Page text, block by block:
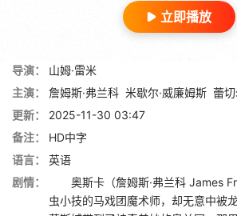
立即播放
导演：
山姆·雷米
主演：
詹姆斯·弗兰科 米歇尔·威廉姆斯 蕾切
更新：
2025-11-30 03:47
备注：
HD中字
语言：
英语
剧情：
奥斯卡（詹姆斯·弗兰科 James
虫小技的马戏团魔术师，却无意中被